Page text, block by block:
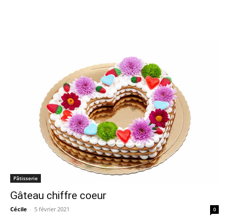
Pâtisserie
Gâteau chiffre coeur
Cécile - 5 février 2021 0